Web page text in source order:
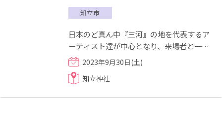
知立市
日本のど真ん中『三河』の地を代表するア
ーティスト達が中心となり、来場者と一体
となって圧倒的なパフォーマンスで会場が
盛り上がる音楽イベント...
2023年9月30日(土)
知立神社